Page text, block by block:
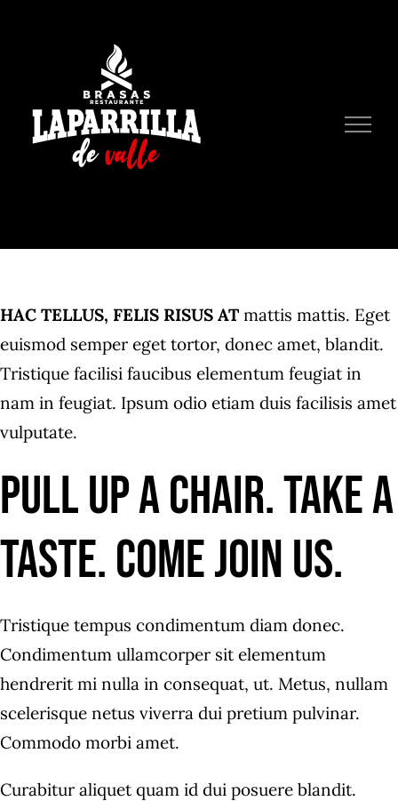
HAC TELLUS, FELIS RISUS AT mattis mattis. Eget
euismod semper eget tortor, donec amet, blandit.
Tristique facilisi faucibus elementum feugiat in
nam in feugiat. Ipsum odio etiam duis facilisis amet
vulputate.
Pull up a chair. Take a
taste. Come join us.
Tristique tempus condimentum diam donec.
Condimentum ullamcorper sit elementum
hendrerit mi nulla in consequat, ut. Metus, nullam
scelerisque netus viverra dui pretium pulvinar.
Commodo morbi amet.
Curabitur aliquet quam id dui posuere blandit.